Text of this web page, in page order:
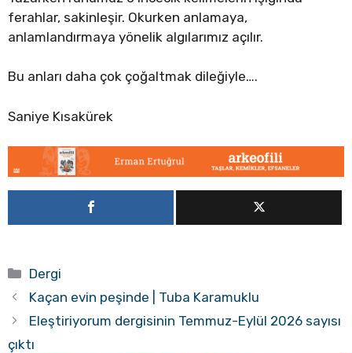
ferahlar, sakinleşir. Okurken anlamaya,
anlamlandırmaya yönelik algılarımız açılır.
Bu anları daha çok çoğaltmak dileğiyle….
Saniye Kısakürek
Kategoriler
Dergi
Kaçan evin peşinde | Tuba Karamuklu
Eleştiriyorum dergisinin Temmuz-Eylül 2026 sayısı
çıktı